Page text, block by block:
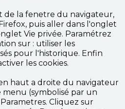
de la fenetre du navigateur,
puis aller dans l'onglet
Vie privée. Paramétrez
sur : utiliser les
pour l'historique. Enfin
les cookies.
haut a droite du navigateur
(symbolisé par un
Cliquez sur